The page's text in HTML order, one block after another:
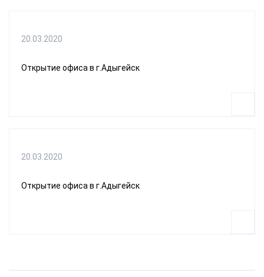
20.03.2020
Открытие офиса в г.Адыгейск
20.03.2020
Открытие офиса в г.Адыгейск